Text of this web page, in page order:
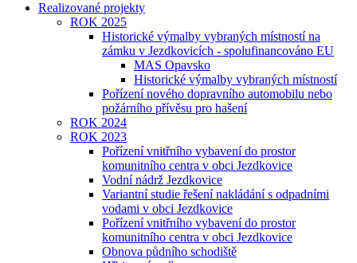
Realizované projekty
ROK 2025
Historické výmalby vybraných místností na
zámku v Jezdkovicích - spolufinancováno EU
MAS Opavsko
Historické výmalby vybraných místností
Pořízení nového dopravního automobilu nebo
požárního přívěsu pro hašení
ROK 2024
ROK 2023
Pořízení vnitřního vybavení do prostor
komunitního centra v obci Jezdkovice
Vodní nádrž Jezdkovice
Variantní studie řešení nakládání s odpadními
vodami v obci Jezdkovice
Pořízení vnitřního vybavení do prostor
komunitního centra v obci Jezdkovice
Obnova půdního schodiště